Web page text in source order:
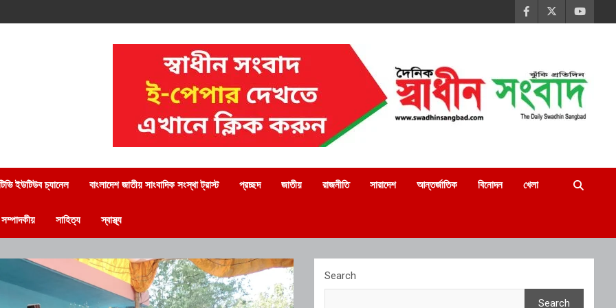
ইউটিউব চ্যানেল বাংলাদেশ জাতীয় সাংবাদিক সংস্থা ট্রাস্ট প্রচ্ছদ জাতীয় রাজনীতি সারাদেশ আন্তর্জাতিক বিনোদন খেলা
সম্পাদকীয় সাহিত্য স্বাস্থ্য
Search
Search